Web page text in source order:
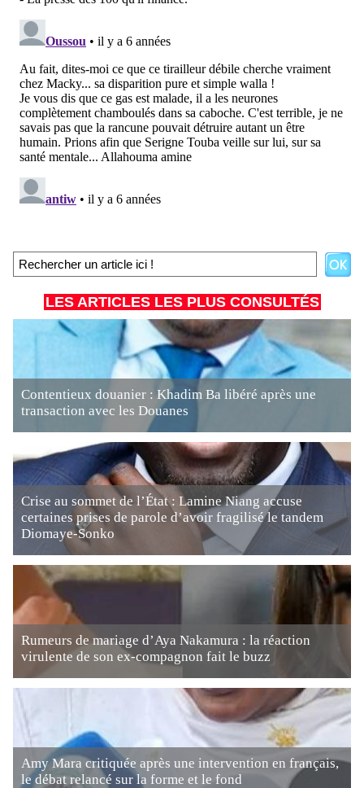
LES ARTICLES LES PLUS CONSULTÉS
Contentieux douanier : Khadim Ba libéré après une
transaction avec les Douanes
Crise au sommet de l’État : Lamine Niang accuse
certaines prises de parole d’avoir fragilisé le tandem
Diomaye-Sonko
Rumeurs de mariage d’Aya Nakamura : la réaction
virulente de son ex-compagnon fait le buzz
Amy Mara critiquée après une intervention en français,
le débat relancé sur la forme et le fond